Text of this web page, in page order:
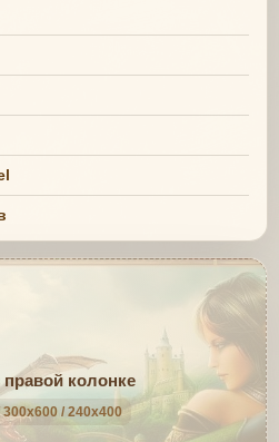
колонке
300x600 / 240x400